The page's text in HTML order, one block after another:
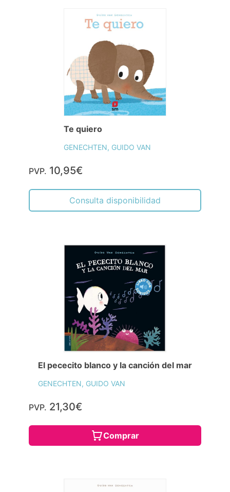
Te quiero
GENECHTEN, GUIDO VAN
PVP. 10,95€
Consulta disponibilidad
El pececito blanco y la canción del mar
GENECHTEN, GUIDO VAN
PVP. 21,30€
Comprar